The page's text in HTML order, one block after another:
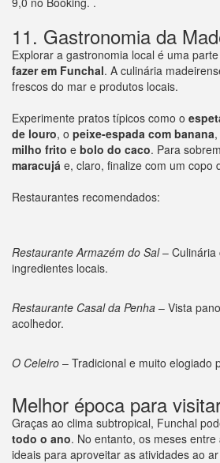
11. Gastronomia da
Explorar a gastronomia local é uma
fazer em Funchal. A culinária
frescos do mar e produtos locais.
Experimente pratos típicos como o
de louro, o peixe-espada com banana
milho frito e bolo do caco. Para
maracujá e, claro, finalize com um copo
Restaurantes recomendados:
Restaurante Armazém do Sal– Culinária
ingredientes locais.
Restaurante Casal da Penha – Vista
acolhedor.
O Celeiro – Tradicional e muito elogiado
Melhor época para
Graças ao clima subtropical, Funchal
todo o ano. No entanto, os meses entre
ideais para aproveitar as atividades ao